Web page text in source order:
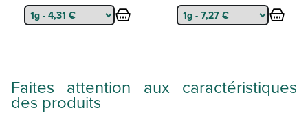
Faites attention aux caractéristiques
des produits